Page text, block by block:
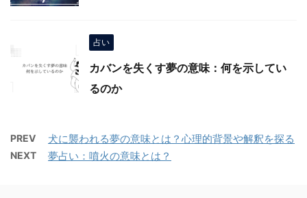
占い
カバンを失くす夢の意味：何を示してい
るのか
PREV 犬に襲われる夢の意味とは？心理的背景や解釈を探る
NEXT 夢占い：噴火の意味とは？